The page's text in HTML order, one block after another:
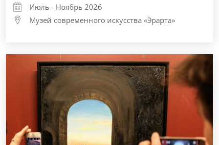
Июль - Ноябрь 2026
Музей современного искусства «Эрарта»